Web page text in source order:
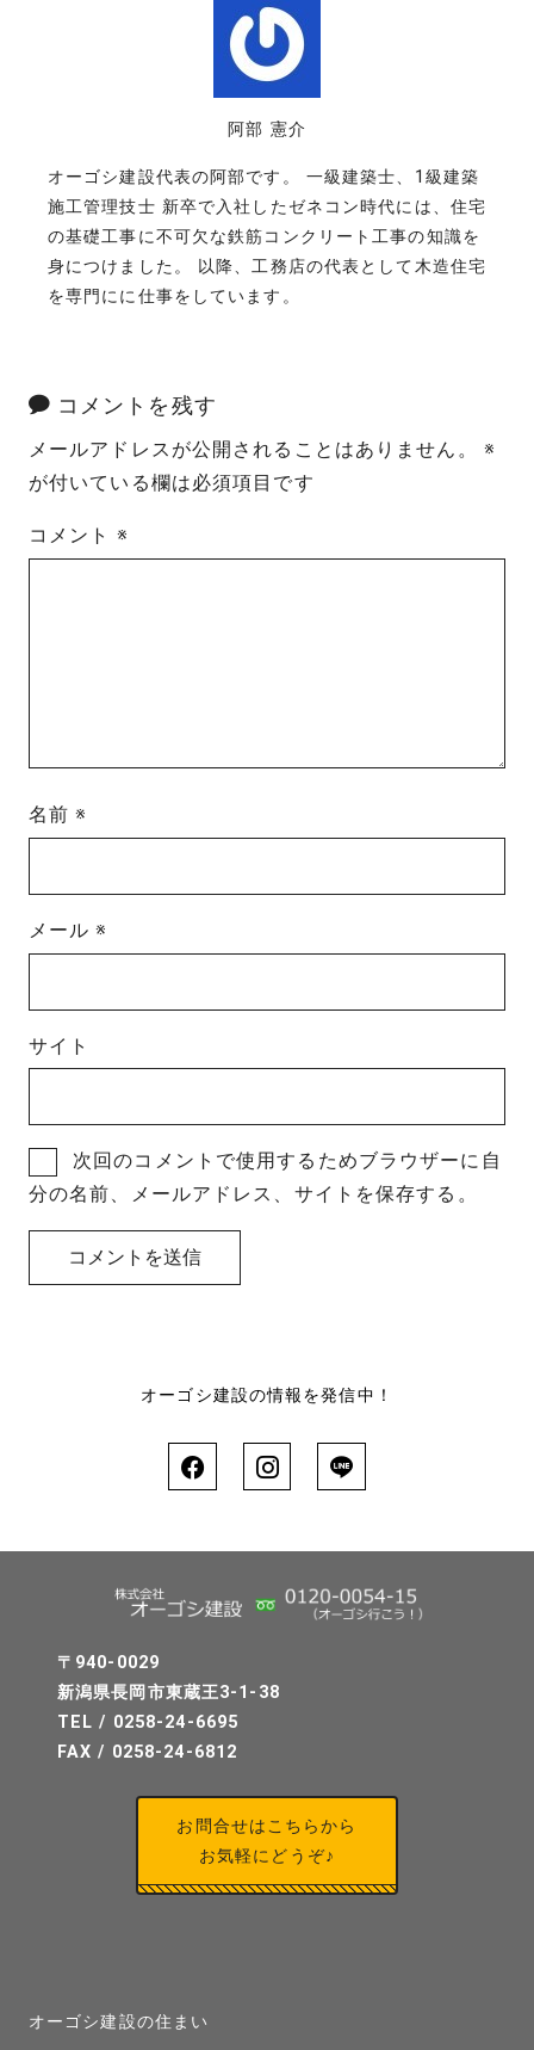
阿部 憲介
オーゴシ建設代表の阿部です。 一級建築士、1級建築
施工管理技士 新卒で入社したゼネコン時代には、住宅
の基礎工事に不可欠な鉄筋コンクリート工事の知識を
身につけました。 以降、工務店の代表として木造住宅
を専門にに仕事をしています。
コメントを残す
メールアドレスが公開されることはありません。
※
が付いている欄は必須項目です
コメント ※
名前※
メール※
サイト
次回のコメントで使用するためブラウザーに自
分の名前、メールアドレス、サイトを保存する。
オーゴシ建設の情報を発信中！
〒940-0029
新潟県長岡市東蔵王3-1-38
TEL / 0258-24-6695
FAX / 0258-24-6812
お問合せはこちらから
お気軽にどうぞ♪
オーゴシ建設の住まい